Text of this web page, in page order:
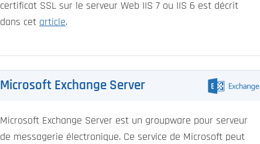
certificat SSL sur le serveur Web IIS 7 ou IIS 6 est décrit
dans cet article.
Microsoft Exchange Server
Microsoft Exchange Server est un groupware pour serveur
de messagerie électronique. Ce service de Microsoft peut